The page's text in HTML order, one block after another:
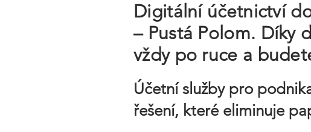
Digitální účetnictví
– Pustá Polom. Díky
vždy po ruce a
Účetní služby pro
řešení, které eliminuje